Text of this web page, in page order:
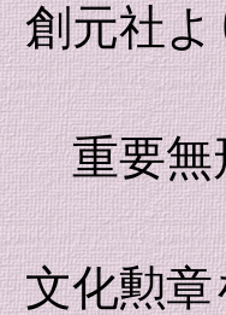
元社よ
無形
化勲章